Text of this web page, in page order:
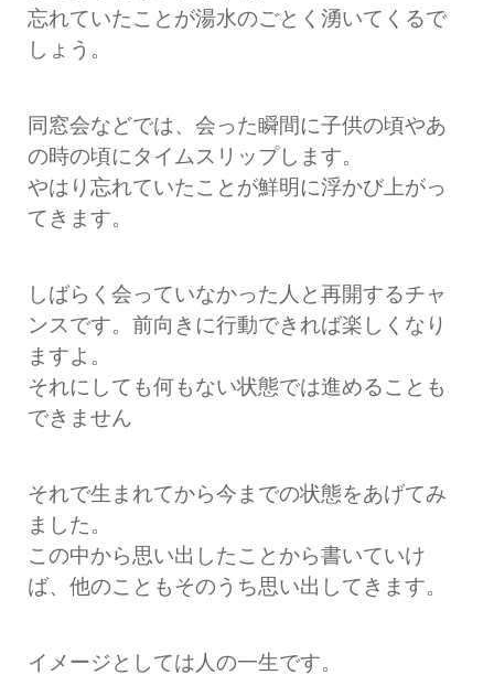
忘れていたことが湯水のごとく湧いてくるで
しょう。
同窓会などでは、会った瞬間に子供の頃やあ
の時の頃にタイムスリップします。
やはり忘れていたことが鮮明に浮かび上がっ
てきます。
しばらく会っていなかった人と再開するチャ
ンスです。前向きに行動できれば楽しくなり
ますよ。
それにしても何もない状態では進めることも
できません
それで生まれてから今までの状態をあげてみ
ました。
この中から思い出したことから書いていけ
ば、他のこともそのうち思い出してきます。
イメージとしては人の一生です。